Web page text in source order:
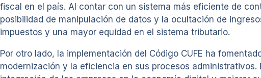
fiscal en el país. Al contar con un sistema más eficiente de
posibilidad de manipulación de datos y la ocultación de
impuestos y una mayor equidad en el sistema tributario.
Por otro lado, la implementación del Código CUFE ha
modernización y la eficiencia en sus procesos